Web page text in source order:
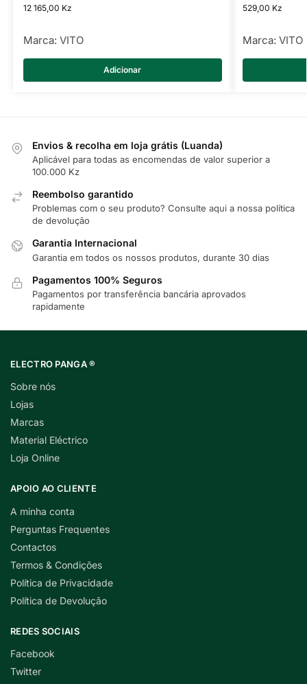
12 165,00 Kz
Marca: VITO
Adicionar
529,00 Kz
Marca: VITO
Envios & recolha em loja grátis (Luanda)
Aplicável para todas as encomendas de valor superior a
100.000 Kz
Reembolso garantido
Problemas com o seu produto? Consulte aqui a nossa política
de devolução
Garantia Internacional
Garantia em todos os nossos produtos, durante 30 dias
Pagamentos 100% Seguros
Pagamentos por transferência bancária aprovados
rapidamente
ELECTRO PANGA ®
Sobre nós
Lojas
Marcas
Material Eléctrico
Loja Online
APOIO AO CLIENTE
A minha conta
Perguntas Frequentes
Contactos
Termos & Condições
Política de Privacidade
Política de Devolução
REDES SOCIAIS
Facebook
Twitter